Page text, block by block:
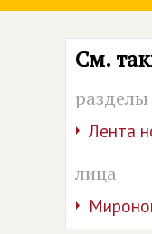
См.
разделы
Лента
лица